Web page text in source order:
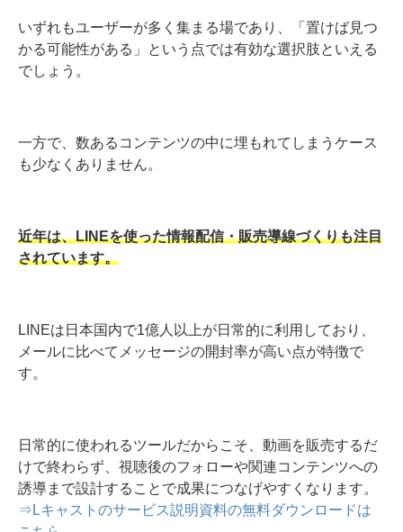
いずれもユーザーが多く集まる場であり、「置けば見つ
かる可能性がある」という点では有効な選択肢といえる
でしょう。
一方で、数あるコンテンツの中に埋もれてしまうケース
も少なくありません。
近年は、LINEを使った情報配信・販売導線づくりも注目
されています。
LINEは日本国内で1億人以上が日常的に利用しており、
メールに比べてメッセージの開封率が高い点が特徴で
す。
日常的に使われるツールだからこそ、動画を販売するだ
けで終わらず、視聴後のフォローや関連コンテンツへの
誘導まで設計することで成果につなげやすくなります。
⇒Lキャストのサービス説明資料の無料ダウンロードは